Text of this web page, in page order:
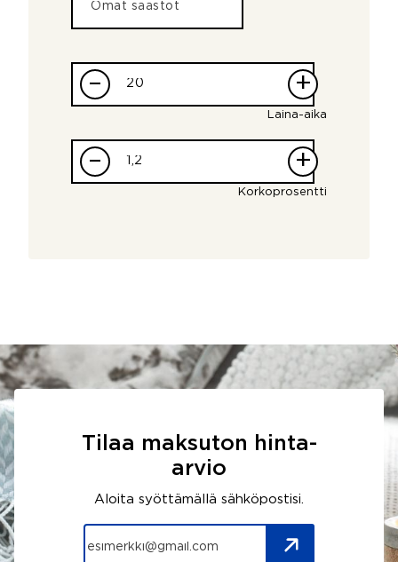
– +
Laina-aika
– +
Korkoprosentti
Tilaa maksuton hinta-
arvio
Aloita syöttämällä sähköpostisi.